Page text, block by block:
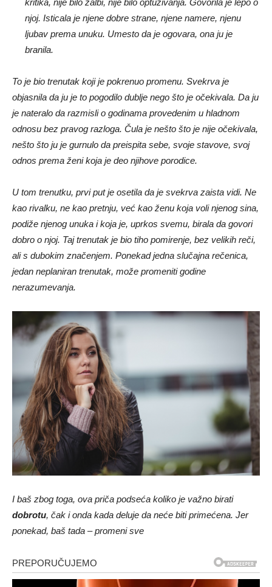
njoj. Isticala je njene dobre strane, njene namere, njenu
ljubav prema unuku. Umesto da je ogovara, ona ju je
branila.
To je bio trenutak koji je pokrenuo promenu. Svekrva je
objasnila da ju je to pogodilo dublje nego što je očekivala. Da ju
je nateralo da razmisli o godinama provedenim u hladnom
odnosu bez pravog razloga. Čula je nešto što je nije očekivala,
nešto što ju je gurnulo da preispita sebe, svoje stavove, svoj
odnos prema ženi koja je deo njihove porodice.
U tom trenutku, prvi put je osetila da je svekrva zaista vidi. Ne
kao rivalku, ne kao pretnju, već kao ženu koja voli njenog sina,
podiže njenog unuka i koja je, uprkos svemu, birala da govori
dobro o njoj. Taj trenutak je bio tiho pomirenje, bez velikih reči,
ali s dubokim značenjem. Ponekad jedna slučajna rečenica,
jedan neplaniran trenutak, može promeniti godine
nerazumevanja.
I baš zbog toga, ova priča podseća koliko je važno birati
dobrotu, čak i onda kada deluje da neće biti primećena. Jer
ponekad, baš tada – promeni sve